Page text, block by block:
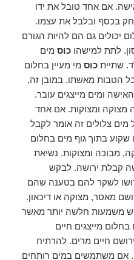
אם אחד טובל את ידו
בכסף ובלבל את עצמו.
יכולים גם הם להיות הגורם
לתת למישהוכוס מים
שתייתכוס מי מעיין בחלום
הטבות מאשתו. במובן זה,
ומים מייצגים עובר.
מצוקה ומצוקות. אם אחד
צלולים זה אומר לקבל
בתוך גוף מים בחלום
מבוכה ומצוקות. נשיאת
קבלת ירושה. לבקש
לשקר להם בטענה שהם
מאסר, מצוקה או דיכאון.
משמעות חלשה יותר מאשר
מייצגים חיים
חיים מרים. להרתיח
אם משתמשים במים רותחים